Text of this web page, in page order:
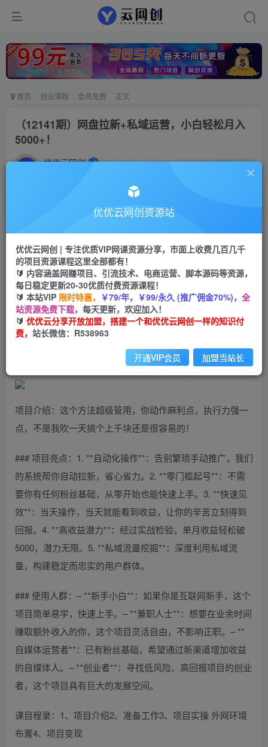
首页 创业课程 会员免费 正文
（12141期）网盘拉新+私域运营，小白轻松月入
5000+！
优优云网创 私信
云币 9.9 云币99
会员免费
立即购买
您当前未登录！建议登陆后购买，可保存购买订单
项目介绍：这个方法超级管用，你动作麻利点，执行力强一
点，不是我吹一天搞个上千块还是很容易的！
### 项目亮点：1. **自动化操作**：告别繁琐手动推广，我们
的系统帮你自动拉新，省心省力。2. **零门槛起号**：不需
要你有任何粉丝基础，从零开始也能快速上手。3. **快速见
效**：当天操作，当天就能看到收益，让你的辛苦立刻得到
回报。4. **高收益潜力**：经过实战检验，单月收益轻松破
5000，潜力无限。5. **私域流量挖掘**：深度利用私域流
量，构建稳定而忠实的用户群体。
### 使用人群：– **新手小白**：如果你是互联网新手，这个
项目简单易学，快速上手。– **兼职人士**：想要在业余时间
赚取额外收入的你，这个项目灵活自由，不影响正职。– **
自媒体运营者**：已有粉丝基础，希望通过新渠道增加收益
的自媒体人。– **创业者**：寻找低风险、高回报项目的创业
者，这个项目具有巨大的发展空间。
课目程录：1、项目介绍2、准备工作3、项目实操 外网环境
布置4、项目变现
优优云网创资源站
优优云网创 | 专注优质VIP网课资源分享，市面上收费几百几千
的项目资源课程这里全部都有！
🔰 内容涵盖网赚项目、引流技术、电商运营、脚本源码等资源，
每日稳定更新20-30优质付费资源课程！
🔰 本站VIP 限时特惠， ￥79/年，￥99/永久 (推广佣金70%)， 全
站资源免费下载， 每天更新，欢迎加入！
🔰 优优云分享开放加盟，搭建一个和优优云网创一样的知识付
费， 站长微信：R538963
开通VIP会员 加盟当站长